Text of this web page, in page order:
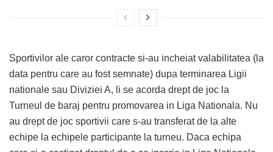
Sportivilor ale caror contracte si-au incheiat valabilitatea (la
data pentru care au fost semnate) dupa terminarea Ligii
nationale sau Diviziei A, li se acorda drept de joc la
Turneul de baraj pentru promovarea in Liga Nationala. Nu
au drept de joc sportivii care s-au transferat de la alte
echipe la echipele participante la turneu. Daca echipa